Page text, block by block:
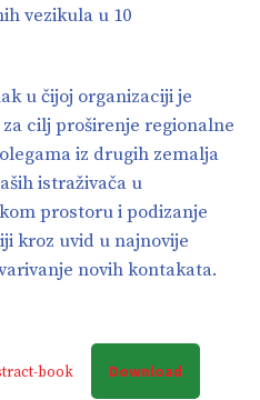
vezikula u 10
u čijoj organizaciji je
cilj proširenje regionalne
iz drugih zemalja
istraživača u
prostoru i podizanje
kroz uvid u najnovije
novih kontakata.
book Download